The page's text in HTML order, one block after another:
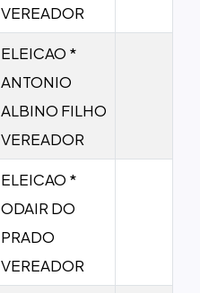
VEREADOR
ELEICAO *
ANTONIO
ALBINO FILHO
VEREADOR
ELEICAO *
ODAIR DO
PRADO
VEREADOR